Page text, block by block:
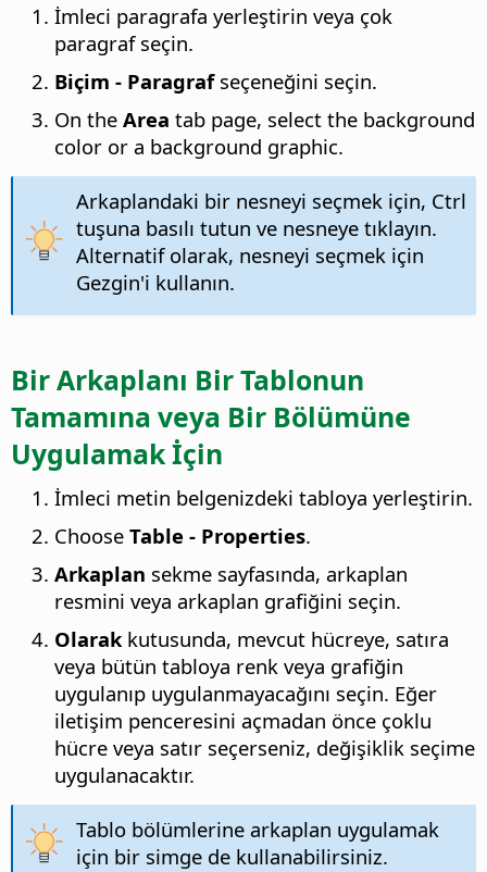
İmleci paragrafa yerleştirin veya çok
paragraf seçin.
Biçim - Paragrafseçeneğini seçin.
On the Area tab page, select the background
color or a background graphic.
Arkaplandaki bir nesneyi seçmek için, Ctrl
tuşuna basılı tutun ve nesneye tıklayın.
Alternatif olarak, nesneyi seçmek için
Gezgin'i kullanın.
Bir Arkaplanı Bir Tablonun
Tamamına veya Bir Bölümüne
Uygulamak İçin
İmleci metin belgenizdeki tabloya yerleştirin.
Choose Table - Properties.
Arkaplan sekme sayfasında, arkaplan
resmini veya arkaplan grafiğini seçin.
Olarakkutusunda, mevcut hücreye, satıra
veya bütün tabloya renk veya grafiğin
uygulanıp uygulanmayacağını seçin. Eğer
iletişim penceresini açmadan önce çoklu
hücre veya satır seçerseniz, değişiklik seçime
uygulanacaktır.
Tablo bölümlerine arkaplan uygulamak
için bir simge de kullanabilirsiniz.